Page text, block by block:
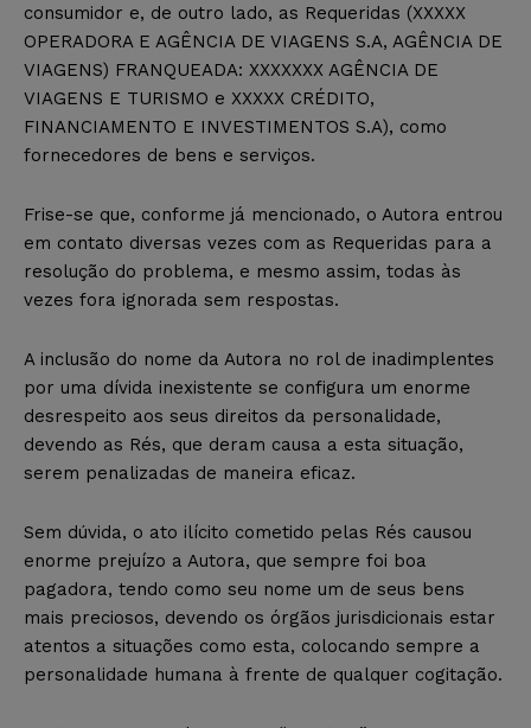
consumidor e, de outro lado, as Requeridas (XXXXX
OPERADORA E AGÊNCIA DE VIAGENS S.A, AGÊNCIA DE
VIAGENS) FRANQUEADA: XXXXXXX AGÊNCIA DE
VIAGENS E TURISMO e XXXXX CRÉDITO,
FINANCIAMENTO E INVESTIMENTOS S.A), como
fornecedores de bens e serviços.
Frise-se que, conforme já mencionado, o Autora entrou
em contato diversas vezes com as Requeridas para a
resolução do problema, e mesmo assim, todas às
vezes fora ignorada sem respostas.
A inclusão do nome da Autora no rol de inadimplentes
por uma dívida inexistente se configura um enorme
desrespeito aos seus direitos da personalidade,
devendo as Rés, que deram causa a esta situação,
serem penalizadas de maneira eficaz.
Sem dúvida, o ato ilícito cometido pelas Rés causou
enorme prejuízo a Autora, que sempre foi boa
pagadora, tendo como seu nome um de seus bens
mais preciosos, devendo os órgãos jurisdicionais estar
atentos a situações como esta, colocando sempre a
personalidade humana à frente de qualquer cogitação.